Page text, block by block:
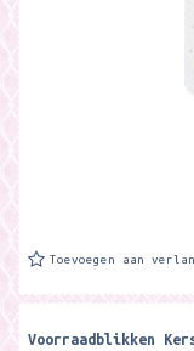
Toevoegen aan
Voorraadblikken